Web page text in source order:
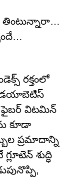
తింటున్నారా…
రక్తంలో
డయాబెటిస్
ఫైబర్ విటమిన్
కూడా
ప్రమాదాన్ని
శుద్ధి